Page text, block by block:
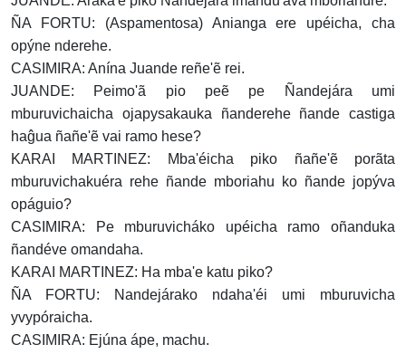
ÑA FORTU: (Aspamentosa) Anianga ere upéicha, cha
opýne nderehe.
CASIMIRA: Anína Juande reñe'ẽ rei.
JUANDE: Peimo'ã pio peẽ pe Ñandejára umi
mburuvichaicha ojapysakauka ñanderehe ñande castiga
haĝua ñañe'ẽ vai ramo hese?
KARAI MARTINEZ: Mba'éicha piko ñañe'ẽ porãta
mburuvichakuéra rehe ñande mboriahu ko ñande jopýva
opáguio?
CASIMIRA: Pe mburuvicháko upéicha ramo oñanduka
ñandéve omandaha.
KARAI MARTINEZ: Ha mba'e katu piko?
ÑA FORTU: Nandejárako ndaha'éi umi mburuvicha
yvypóraicha.
CASIMIRA: Ejúna ápe, machu.